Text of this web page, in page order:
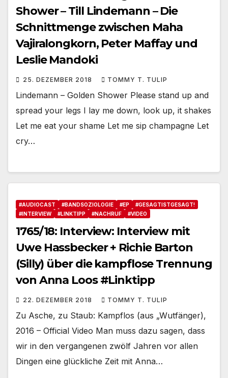
Shower – Till Lindemann – Die
Schnittmenge zwischen Maha
Vajiralongkorn, Peter Maffay und
Leslie Mandoki
25. DEZEMBER 2018 TOMMY T. TULIP
Lindemann – Golden Shower Please stand up and
spread your legs I lay me down, look up, it shakes
Let me eat your shame Let me sip champagne Let
cry…
#AUDIOCAST #BANDSOZIOLOGIE #EP
#GESAGTISTGESAGT!
#INTERVIEW
#LINKTIPP #NACHRUF #VIDEO
1765/18: Interview: Interview mit
Uwe Hassbecker + Richie Barton
(Silly) über die kampflose Trennung
von Anna Loos #Linktipp
22. DEZEMBER 2018 TOMMY T. TULIP
Zu Asche, zu Staub: Kampflos (aus „Wutfänger),
2016 – Official Video Man muss dazu sagen, dass
wir in den vergangenen zwölf Jahren vor allen
Dingen eine glückliche Zeit mit Anna…